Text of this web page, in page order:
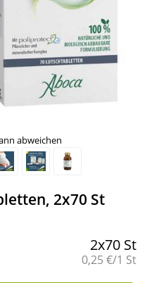
abweichen
2x70 St
2x70 St
Grundpreis:
0,25 €/1 St